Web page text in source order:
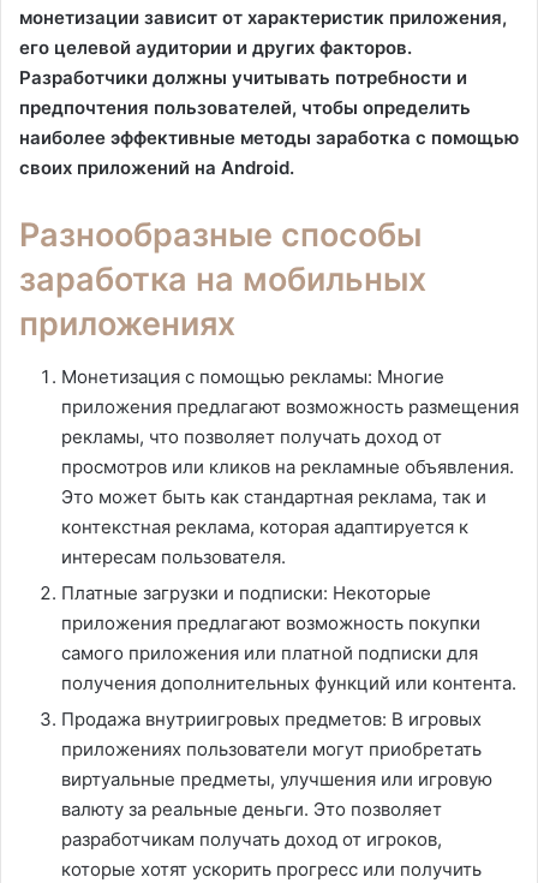
монетизации зависит от характеристик приложения,
его целевой аудитории и других факторов.
Разработчики должны учитывать потребности и
предпочтения пользователей, чтобы определить
наиболее эффективные методы заработка с помощью
своих приложений на Android.
Разнообразные способы
заработка на мобильных
приложениях
Монетизация с помощью рекламы: Многие
приложения предлагают возможность размещения
рекламы, что позволяет получать доход от
просмотров или кликов на рекламные объявления.
Это может быть как стандартная реклама, так и
контекстная реклама, которая адаптируется к
интересам пользователя.
Платные загрузки и подписки: Некоторые
приложения предлагают возможность покупки
самого приложения или платной подписки для
получения дополнительных функций или контента.
Продажа внутриигровых предметов: В игровых
приложениях пользователи могут приобретать
виртуальные предметы, улучшения или игровую
валюту за реальные деньги. Это позволяет
разработчикам получать доход от игроков,
которые хотят ускорить прогресс или получить